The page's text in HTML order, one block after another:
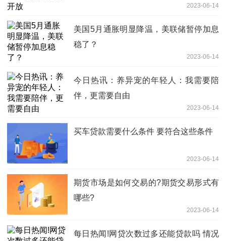
2023-06-14
美国5月通胀明显降温，美联储暂停加息
稳了？
2023-06-14
今日热讯：养异宠的年轻人：我需要陪
伴，更需要自由
2023-06-14
买车贷款需要什么条件 要符合这些条件
2023-06-14
期货市场是如何交易的?期货交易形式有
哪些?
2023-06-14
每日热闻!网贷次数过多还能贷款吗 情况